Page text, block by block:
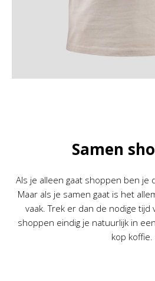
Samen
Als je alleen gaat shoppen ben je
Maar als je samen gaat is het
vaak. Trek er dan de nodige tijd
shoppen eindig je natuurlijk in
kop koffie.